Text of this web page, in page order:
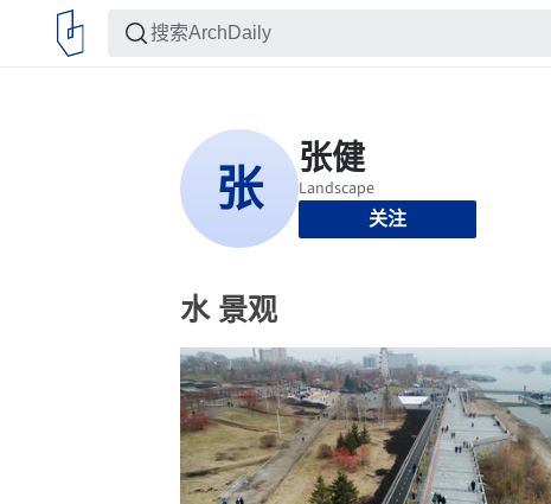
关注
水 景观